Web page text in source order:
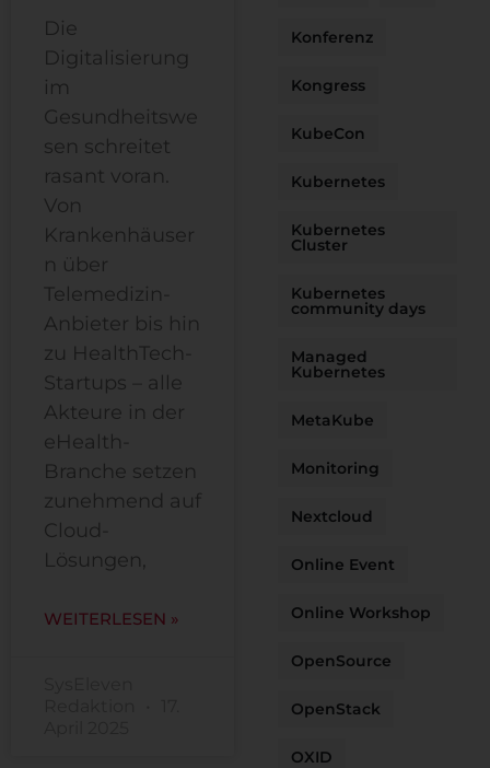
Die
Digitalisierung
im
Gesundheitswe
sen schreitet
rasant voran.
Von
Krankenhäuser
n über
Telemedizin-
Anbieter bis hin
zu HealthTech-
Startups – alle
Akteure in der
eHealth-
Branche setzen
zunehmend auf
Cloud-
Lösungen,
WEITERLESEN »
Konferenz
Kongress
KubeCon
Kubernetes
Kubernetes
Cluster
Kubernetes
community days
Managed
Kubernetes
MetaKube
Monitoring
Nextcloud
Online Event
Online Workshop
OpenSource
OpenStack
OXID